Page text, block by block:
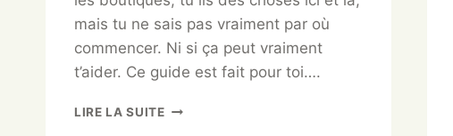
mais tu ne sais pas vraiment par où
commencer. Ni si ça peut vraiment
t’aider. Ce guide est fait pour toi….
LIRE LA SUITE